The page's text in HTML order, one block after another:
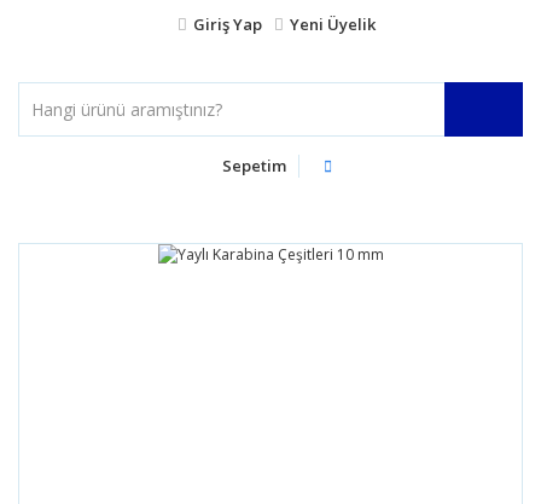
Giriş Yap Yeni Üyelik
Sepetim